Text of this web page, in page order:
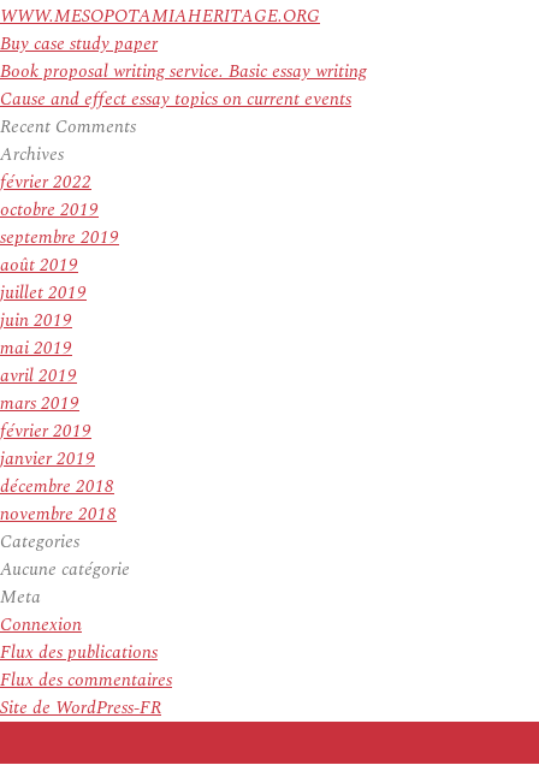
WWW.MESOPOTAMIAHERITAGE.ORG
Buy case study paper
Book proposal writing service. Basic essay writing
Cause and effect essay topics on current events
Recent Comments
Archives
février 2022
octobre 2019
septembre 2019
août 2019
juillet 2019
juin 2019
mai 2019
avril 2019
mars 2019
février 2019
janvier 2019
décembre 2018
novembre 2018
Categories
Aucune catégorie
Meta
Connexion
Flux des publications
Flux des commentaires
Site de WordPress-FR